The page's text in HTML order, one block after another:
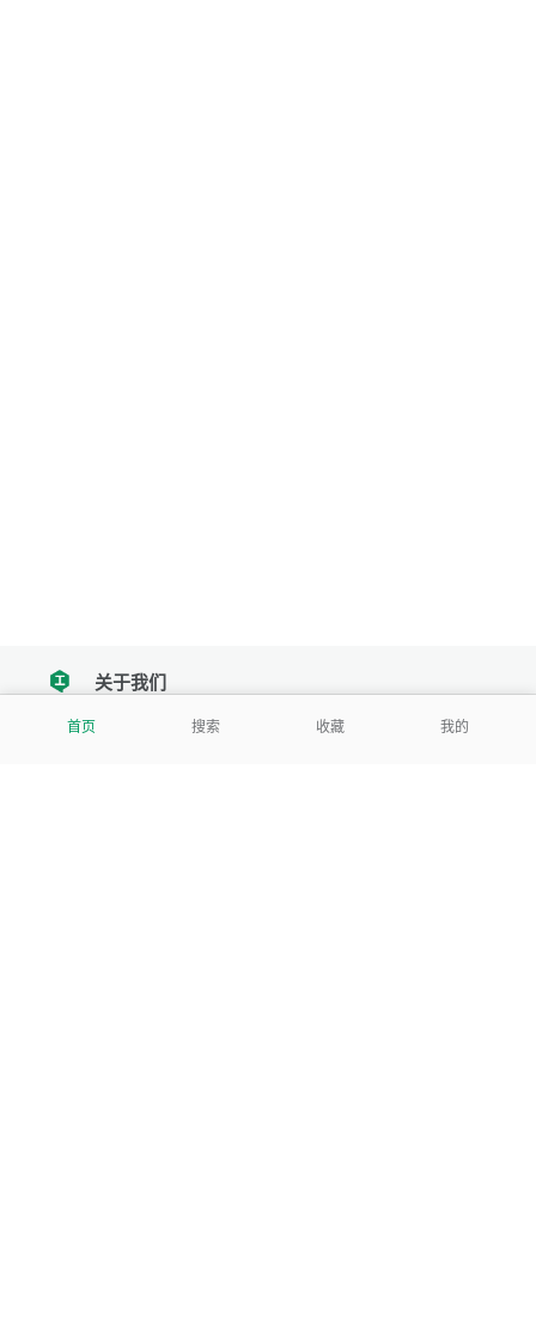
首页 搜索 收藏 我的
tencent关于我们
我们努力把每一个工具做成批量处理的产品